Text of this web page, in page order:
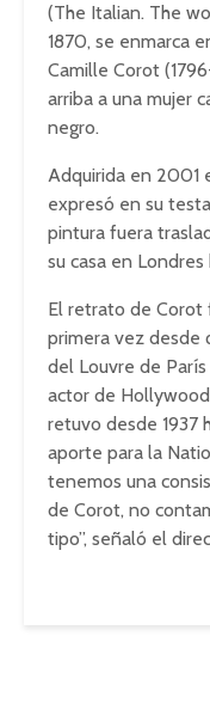
(The Italian. The
1870, se enmarca
Camille Corot
arriba a una mujer
negro.
Adquirida en 2001
expresó en su
pintura fuera
su casa en
El retrato de Corot
primera vez desde
del Louvre de
actor de
retuvo desde 1937
aporte para la
tenemos una
de Corot, no
tipo”, señaló el